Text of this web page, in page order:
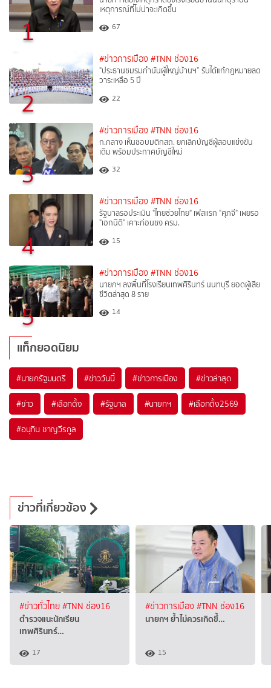
1
เหตุการณ์ที่ไม่น่าจะเกิดขึ้น
67
2
#ข่าวการเมือง #TNN ช่อง16
"ประธานชมรมกำนันผู้ใหญ่บ้านฯ” รับได้แก้กฎหมายลด
วาระเหลือ 5 ปี
22
3
#ข่าวการเมือง #TNN ช่อง16
ก.กลาง เห็นชอบมติกสถ. ยกเลิกบัญชีผู้สอบแข่งขัน
เดิม พร้อมประกาศบัญชีใหม่
32
4
#ข่าวการเมือง #TNN ช่อง16
รัฐบาลรอประเมิน "ไทยช่วยไทย" เฟสแรก "ศุภจี" เผยรอ
"เอกนิติ" เคาะก่อนชง ครม.
15
5
#ข่าวการเมือง #TNN ช่อง16
นายกฯ ลงพื้นที่โรงเรียนเทพศิรินทร์ นนทบุรี ยอดผู้เสีย
ชีวิตล่าสุด 8 ราย
14
แท็กยอดนิยม
#นายกรัฐมนตรี #ข่าววันนี้ #ข่าวการเมือง #ข่าวล่าสุด
#ข่าว #เลือกตั้ง #รัฐบาล #นายกฯ #เลือกตั้ง2569
#อนุทิน ชาญวีรกูล
ข่าวที่เกี่ยวข้อง
#ข่าวทั่วไทย#TNN ช่อง16
ตำรวจแนะนักเรียน
เทพศิรินทร์…
17
#ข่าวการเมือง#TNN ช่อง16
นายกฯ ย้ำไม่ควรเกิดขึ้…
15